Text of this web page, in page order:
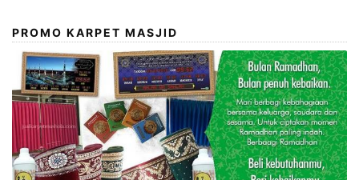
PROMO KARPET MASJID